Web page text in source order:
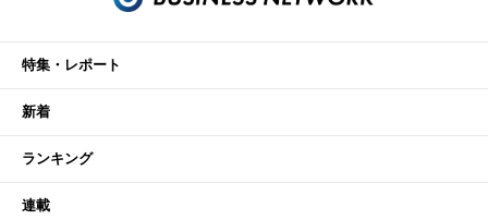
特集・レポート
新着
ランキング
連載